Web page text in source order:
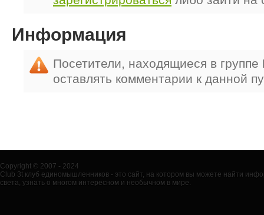
Информация
Посетители, находящиеся в группе
оставлять комментарии к данной
Copyright © 2007 - 2024
Club 3t клуб единомышленников - это сайт, на котором вы можете найти
света, узнать о многом интересном и необычном в мире.